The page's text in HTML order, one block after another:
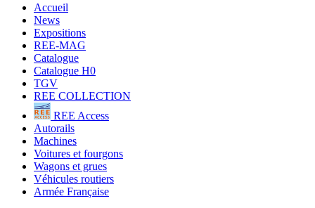
Accueil
News
Expositions
REE-MAG
Catalogue
Catalogue H0
TGV
REE COLLECTION
REE Access
Autorails
Machines
Voitures et fourgons
Wagons et grues
Véhicules routiers
Armée Française